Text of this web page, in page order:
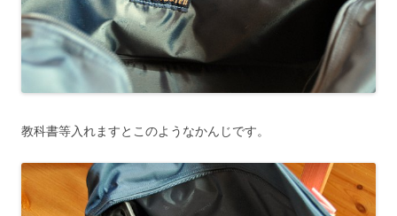
教科書等入れますとこのようなかんじです。